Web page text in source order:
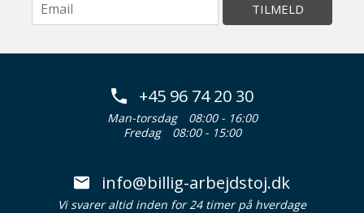
TILMELD
+45 96 74 20 30
Man-torsdag
08:00 - 16:00
Fredag
08:00 - 15:00
info@billig-arbejdstoj.dk
Vi svarer altid inden for 24 timer på hverdage